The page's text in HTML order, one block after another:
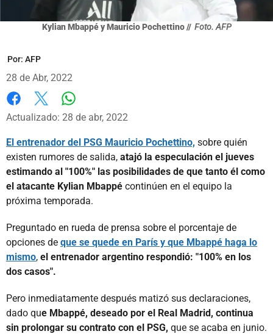
Kylian Mbappé y Mauricio Pochettino // Foto. AFP
Por: AFP
28 de Abr, 2022
Facebook
X
Actualizado: 28 de abr, 2022
El entrenador del PSG Mauricio Pochettino, sobre quién
existen rumores de salida, atajó la especulación el jueves
estimando al "100%" las posibilidades de que tanto él como
el atacante Kylian Mbappé continúen en el equipo la
próxima temporada.
Preguntado en rueda de prensa sobre el porcentaje de
opciones de que se quede en París y que Mbappé haga lo
mismo, el entrenador argentino respondió: "100% en los
dos casos".
Pero inmediatamente después matizó sus declaraciones,
dado que Mbappé, deseado por el Real Madrid, continua
sin prolongar su contrato con el PSG, que se acaba en junio.